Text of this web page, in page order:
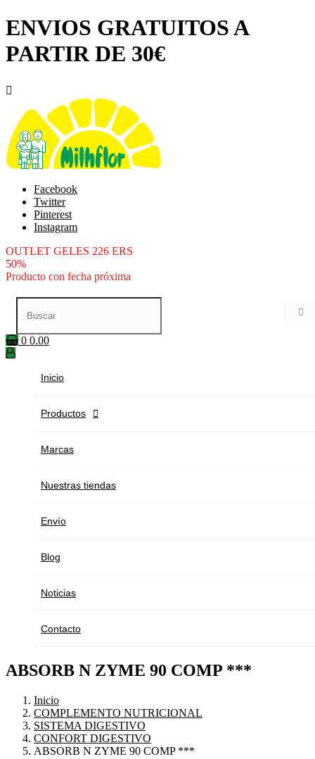
ENVIOS GRATUITOS A
PARTIR DE 30€

Facebook
Twitter
Pinterest
Instagram
OUTLET GELES 226 ERS
50%
Producto con fecha próxima

0 0.00
Inicio
Productos 
Marcas
Nuestras tiendas
Envío
Blog
Noticias
Contacto
ABSORB N ZYME 90 COMP ***
Inicio
COMPLEMENTO NUTRICIONAL
SISTEMA DIGESTIVO
CONFORT DIGESTIVO
ABSORB N ZYME 90 COMP ***